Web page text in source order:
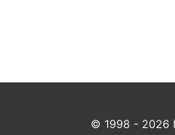
© 1998 - 2026